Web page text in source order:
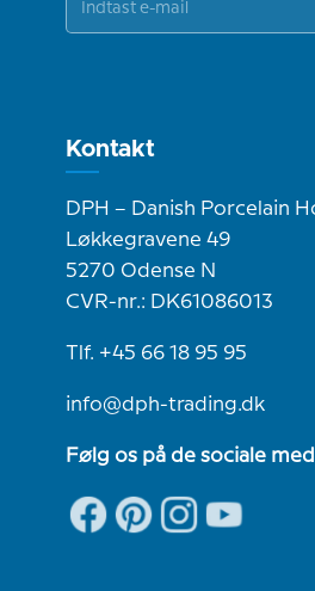
Kontakt
DPH – Danish Porcelain
Løkkegravene 49
5270 Odense N
CVR-nr.: DK61086013
Tlf. +45 66 18 95 95
info@dph-trading.dk
Følg os på de sociale